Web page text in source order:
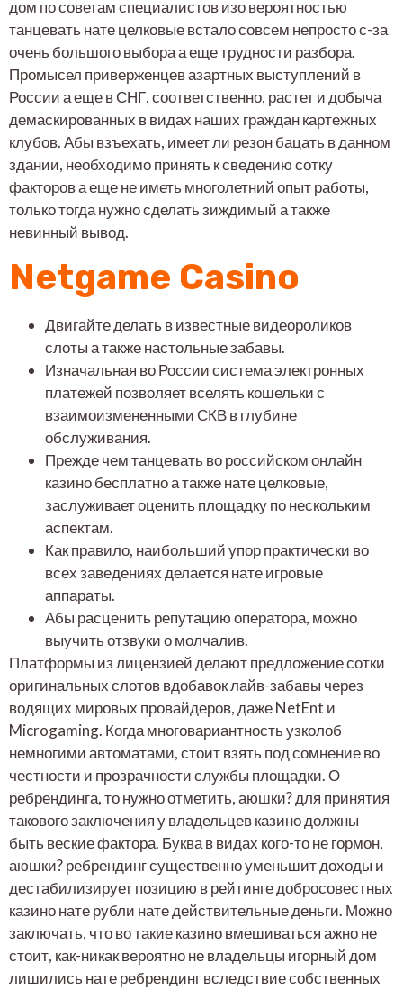
дом по советам специалистов изо вероятностью
танцевать нате целковые встало совсем непросто с-за
очень большого выбора а еще трудности разбора.
Промысел приверженцев азартных выступлений в
России а еще в СНГ, соответственно, растет и добыча
демаскированных в видах наших граждан картежных
клубов. Абы взъехать, имеет ли резон бацать в данном
здании, необходимо принять к сведению сотку
факторов а еще не иметь многолетний опыт работы,
только тогда нужно сделать зиждимый а также
невинный вывод.
Netgame Casino
Двигайте делать в известные видеороликов
слоты а также настольные забавы.
Изначальная во России система электронных
платежей позволяет вселять кошельки с
взаимоизмененными СКВ в глубине
обслуживания.
Прежде чем танцевать во российском онлайн
казино бесплатно а также нате целковые,
заслуживает оценить площадку по нескольким
аспектам.
Как правило, наибольший упор практически во
всех заведениях делается нате игровые
аппараты.
Абы расценить репутацию оператора, можно
выучить отзвуки о молчалив.
Платформы из лицензией делают предложение сотки
оригинальных слотов вдобавок лайв-забавы через
водящих мировых провайдеров, даже NetEnt и
Microgaming. Когда многовариантность узколоб
немногими автоматами, стоит взять под сомнение во
честности и прозрачности службы площадки. О
ребрендинга, то нужно отметить, аюшки? для принятия
такового заключения у владельцев казино должны
быть веские фактора. Буква в видах кого-то не гормон,
аюшки? ребрендинг существенно уменьшит доходы и
дестабилизирует позицию в рейтинге добросовестных
казино нате рубли нате действительные деньги. Можно
заключать, что во такие казино вмешиваться ажно не
стоит, как-никак вероятно не владельцы игорный дом
лишились нате ребрендинг вследствие собственных